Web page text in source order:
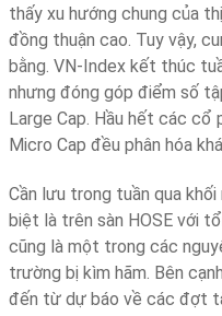
thấy xu hướng chung của
đồng thuận cao. Tuy vậy,
bằng. VN-Index kết thúc
nhưng đóng góp điểm số
Large Cap. Hầu hết các cổ
Micro Cap đều phân hóa
Cần lưu trong tuần qua
biệt là trên sàn HOSE với
cũng là một trong các
trường bị kìm hãm. Bên
đến từ dự báo về các đợt